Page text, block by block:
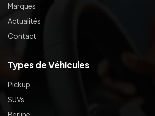
Marques
Actualités
Contact
Types de Véhicules
Pickup
SUVs